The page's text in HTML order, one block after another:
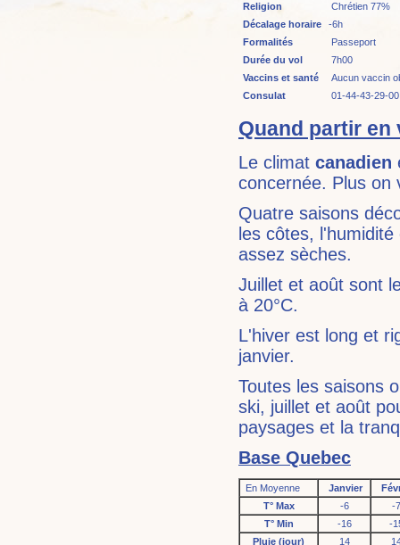
Religion
Chrétien 77%
Décalage horaire
-6h
Formalités
Passeport
Durée du vol
7h00
Vaccins et santé
Aucun vaccin
Consulat
01-44-43-29-00
Quand partir en
Le climat canadien
concernée. Plus on
Quatre saisons
les côtes,
assez sèches.
Juillet et août sont
à 20°C.
L'hiver est long et
janvier.
Toutes les saisons
ski, juillet et août
paysages et la
Base Quebec
En Moyenne Janvier
T° Max
-6
-7
T° Min
-16
-
Pluie (jour)
14